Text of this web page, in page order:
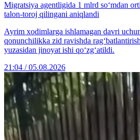
Migratsiya agentligida 1 mlrd so‘mdan
talon-toroj qilingani aniqlandi
Ayrim xodimlarga ishlamagan davri
qonunchilikka zid ravishda
yuzasidan jinoyat ishi qo‘zg‘atildi.
21:04 / 05.08.2026